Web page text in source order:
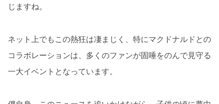
じますね。
ネット上でもこの熱狂は凄まじく、特にマクドナルドとの
コラボレーションは、多くのファンが固唾をのんで見守る
一大イベントとなっています。